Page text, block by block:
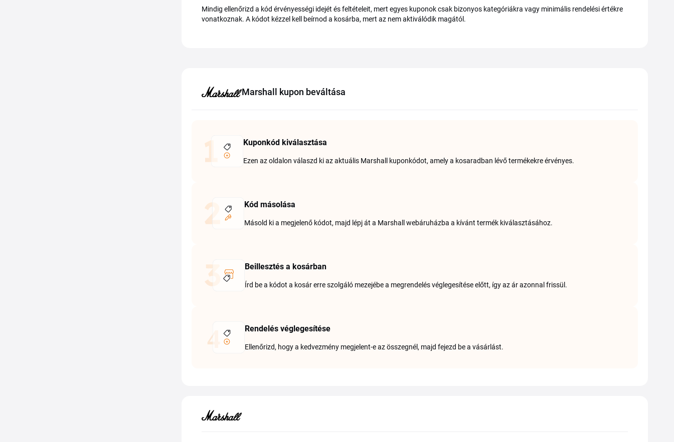
Mindig ellenőrizd a kód érvényességi idejét és feltételeit, mert egyes kuponok csak bizonyos kategóriákra vagy minimális rendelési értékre
vonatkoznak. A kódot kézzel kell beírnod a kosárba, mert az nem aktiválódik magától.
Marshall kupon beváltása
Kuponkód kiválasztása
Ezen az oldalon válaszd ki az aktuális Marshall kuponkódot, amely a kosaradban lévő termékekre érvényes.
Kód másolása
Másold ki a megjelenő kódot, majd lépj át a Marshall webáruházba a kívánt termék kiválasztásához.
Beillesztés a kosárban
Írd be a kódot a kosár erre szolgáló mezejébe a megrendelés véglegesítése előtt, így az ár azonnal frissül.
Rendelés véglegesítése
Ellenőrizd, hogy a kedvezmény megjelent-e az összegnél, majd fejezd be a vásárlást.